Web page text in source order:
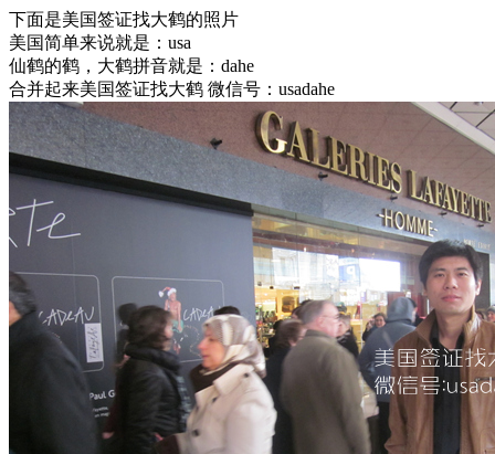
下面是美国签证找大鹤的照片
美国简单来说就是：usa
仙鹤的鹤，大鹤拼音就是：dahe
合并起来美国签证找大鹤 微信号：usadahe